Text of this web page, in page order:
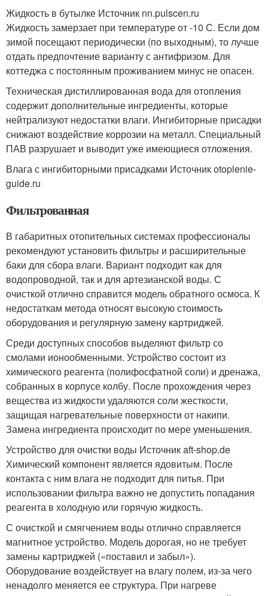
Жидкость в бутылке Источник nn.pulscen.ru
Жидкость замерзает при температуре от -10 С. Если дом
зимой посещают периодически (по выходным), то лучше
отдать предпочтение варианту с антифризом. Для
коттеджа с постоянным проживанием минус не опасен.
Техническая дистиллированная вода для отопления
содержит дополнительные ингредиенты, которые
нейтрализуют недостатки влаги. Ингибиторные присадки
снижают воздействие коррозии на металл. Специальный
ПАВ разрушает и выводит уже имеющиеся отложения.
Влага с ингибиторными присадками Источник otoplenie-
guide.ru
Фильтрованная
В габаритных отопительных системах профессионалы
рекомендуют установить фильтры и расширительные
баки для сбора влаги. Вариант подходит как для
водопроводной, так и для артезианской воды. С
очисткой отлично справится модель обратного осмоса. К
недостаткам метода относят высокую стоимость
оборудования и регулярную замену картриджей.
Среди доступных способов выделяют фильтр со
смолами ионообменными. Устройство состоит из
химического реагента (полифосфатной соли) и дренажа,
собранных в корпусе колбу. После прохождения через
вещества из жидкости удаляются соли жесткости,
защищая нагревательные поверхности от накипи.
Замена ингредиента происходит по мере уменьшения.
Устройство для очистки воды Источник aft-shop.de
Химический компонент является ядовитым. После
контакта с ним влага не подходит для питья. При
использовании фильтра важно не допустить попадания
реагента в холодную или горячую жидкость.
С очисткой и смягчением воды отлично справляется
магнитное устройство. Модель дорогая, но не требует
замены картриджей («поставил и забыл»).
Оборудование воздействует на влагу полем, из-за чего
ненадолго меняется ее структура. При нагреве